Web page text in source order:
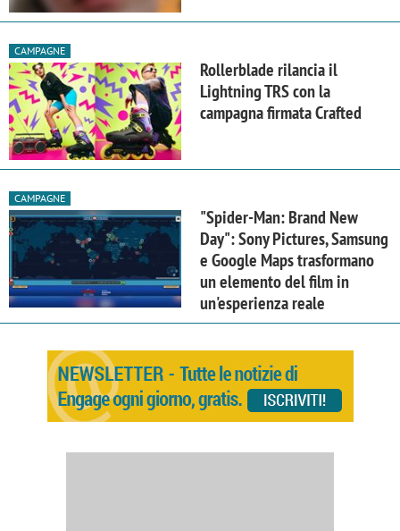
CAMPAGNE
Rollerblade rilancia il
Lightning TRS con la
campagna firmata Crafted
CAMPAGNE
"Spider-Man: Brand New
Day": Sony Pictures, Samsung
e Google Maps trasformano
un elemento del film in
un'esperienza reale